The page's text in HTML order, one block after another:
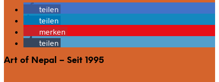
teilen
teilen
merken
teilen
Art of Nepal – Seit 1995